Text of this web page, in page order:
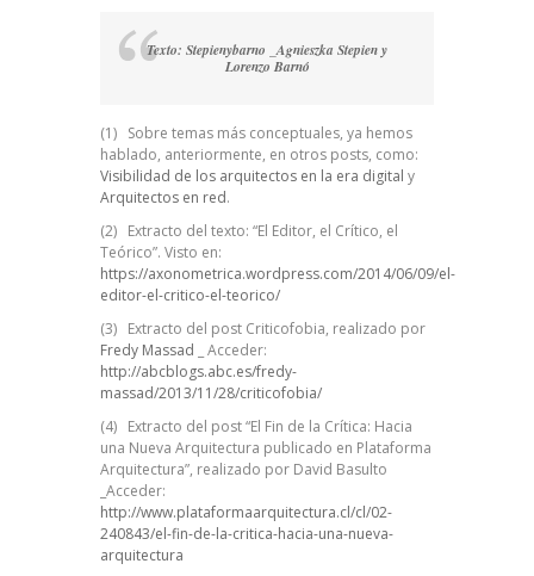
Texto: Stepienybarno _Agnieszka Stepien y
Lorenzo Barnó
(1) Sobre temas más conceptuales, ya hemos
hablado, anteriormente, en otros posts, como:
Visibilidad de los arquitectos en la era digital y
Arquitectos en red.
(2) Extracto del texto: “El Editor, el Crítico, el
Teórico”. Visto en:
https://axonometrica.wordpress.com/2014/06/09/el-
editor-el-critico-el-teorico/
(3) Extracto del post Criticofobia, realizado por
Fredy Massad _ Acceder:
http://abcblogs.abc.es/fredy-
massad/2013/11/28/criticofobia/
(4) Extracto del post “El Fin de la Crítica: Hacia
una Nueva Arquitectura publicado en Plataforma
Arquitectura”, realizado por David Basulto
_Acceder:
http://www.plataformaarquitectura.cl/cl/02-
240843/el-fin-de-la-critica-hacia-una-nueva-
arquitectura